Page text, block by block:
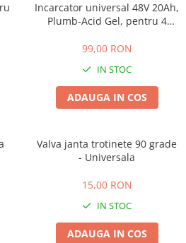
Incarcator universal 48V 20Ah,
Plumb-Acid Gel, pentru 4
99,00 RON
IN STOC
ADAUGA IN COS
Valva janta trotinete 90 grade
- Universala
15,00 RON
IN STOC
ADAUGA IN COS